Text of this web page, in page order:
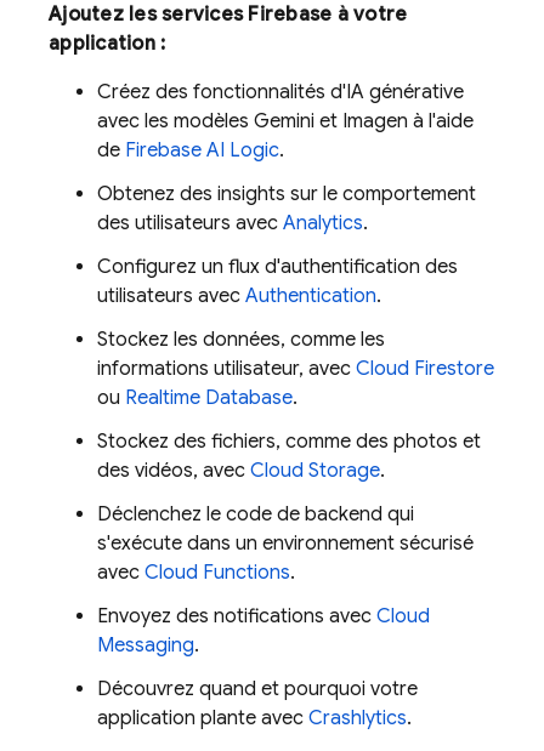
Ajoutez les services Firebase à votre
application :
Créez des fonctionnalités d'IA générative
avec les modèles Gemini et Imagen à l'aide
de Firebase AI Logic.
Obtenez des insights sur le comportement
des utilisateurs avec Analytics.
Configurez un flux d'authentification des
utilisateurs avec Authentication.
Stockez les données, comme les
informations utilisateur, avec Cloud Firestore
ou Realtime Database.
Stockez des fichiers, comme des photos et
des vidéos, avec Cloud Storage.
Déclenchez le code de backend qui
s'exécute dans un environnement sécurisé
avec Cloud Functions.
Envoyez des notifications avec Cloud
Messaging.
Découvrez quand et pourquoi votre
application plante avec Crashlytics.